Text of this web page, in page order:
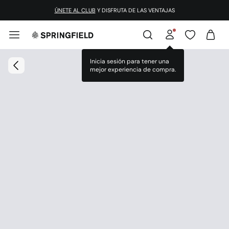
ÚNETE AL CLUB Y DISFRUTA DE LAS VENTAJAS
Inicia sesión para tener una
mejor experiencia de compra.